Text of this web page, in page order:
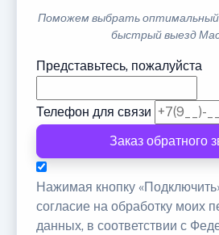
Поможем выбрать
быстрый выезд
Представьтесь, пожалуйста
Телефон для связи
Заказ обратного
Нажимая кнопку
согласие на обработку моих
данных, в соответствии с